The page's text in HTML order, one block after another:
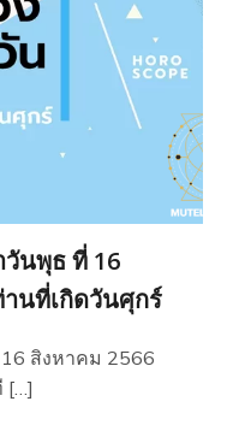
นพุธ ที่ 16
นที่เกิดวันศุกร์
สิงหาคม 2566
[…]